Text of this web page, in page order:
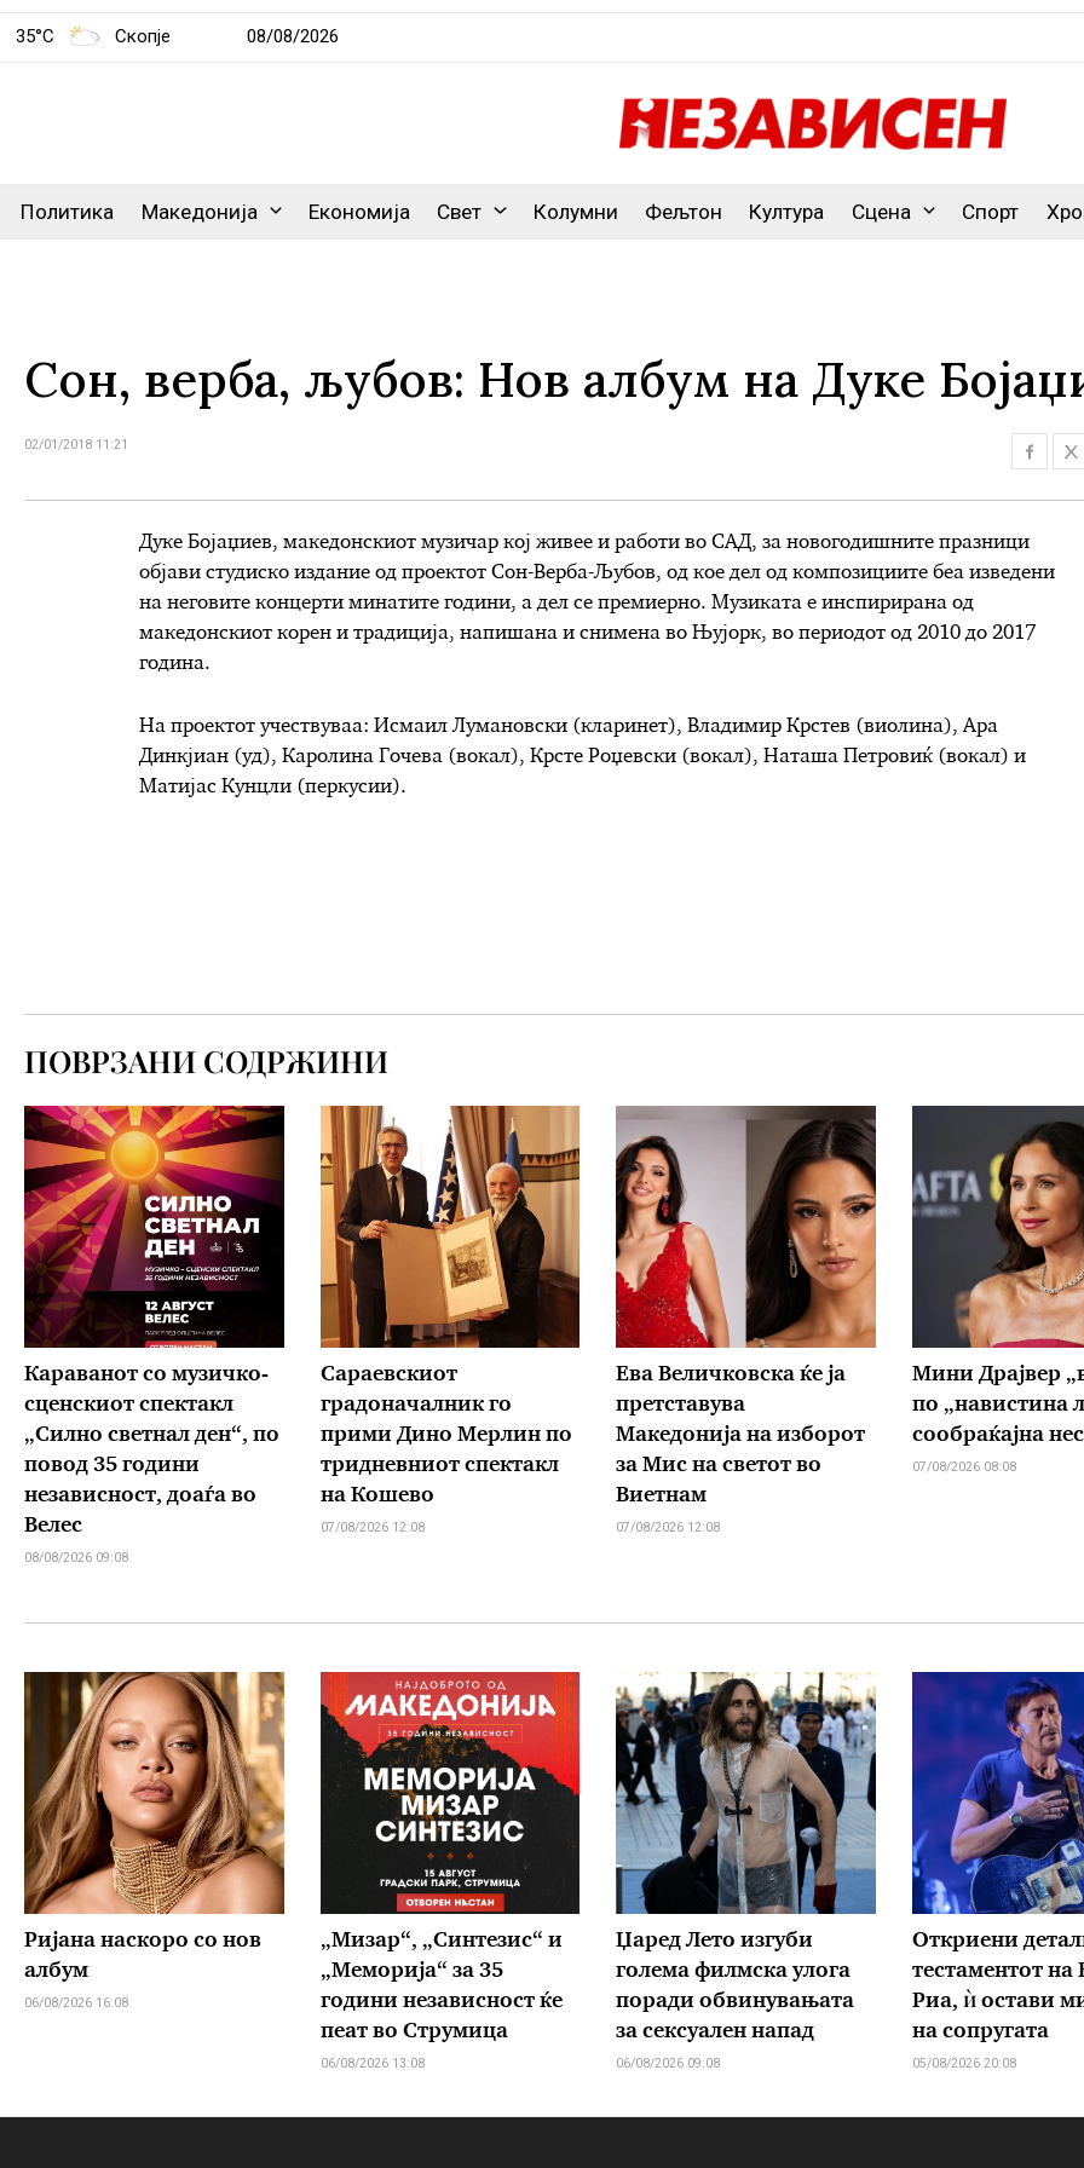
35°C Скопје 08/08/2026
Политика Македонија Економија Свет Колумни Фељтон Култура Сцена Спорт
Сон, верба, љубов: Нов албум на Дуке
02/01/2018 11:21
Дуке Бојаџиев, македонскиот музичар кој живее и работи во САД, за новогодишните празници
објави студиско издание од проектот Сон-Верба-Љубов, од коe дел од композициите беа изведени
на неговите концерти минатите години, а дел се премиерно. Музиката е инспирирана од
македонскиот корен и традиција, напишана и снимена во Њујорк, во периодот од 2010 до 2017
година.
На проектот учествуваа: Исмаил Лумановски (кларинет), Владимир Крстев (виолина), Ара
Динкјиан (уд), Каролина Гочева (вокал), Крсте Роџевски (вокал), Наташа Петровиќ (вокал) и
Матијас Кунцли (перкусии).
ПОВРЗАНИ СОДРЖИНИ
Караванот со музичкo-
сценскиот спектакл
„Силно светнал ден“, по
повод 35 години
независност, доаѓа во
Велес
08/08/2026 09:08
Сараевскиот
градоначалник го
прими Дино Мерлин по
тридневниот спектакл
на Кошево
07/08/2026 12:08
Ева Величковска ќе ја
претставува
Македонија на изборот
за Мис на светот во
Виетнам
07/08/2026 12:08
Мини Драјвер
по „навистина
сообраќајна
07/08/2026 08:08
Ријана наскоро со нов
албум
06/08/2026 16:08
„Мизар“, „Синтезис“ и
„Меморија“ за 35
години независност ќе
пеат во Струмица
06/08/2026 13:08
Џаред Лето изгуби
голема филмска улога
поради обвинувањата
за сексуален напад
06/08/2026 09:08
Откриени
тестаментот на
Риа, ѝ остави
на сопругата
05/08/2026 20:08